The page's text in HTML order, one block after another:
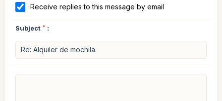
Receive replies to this message by email
Subject * :